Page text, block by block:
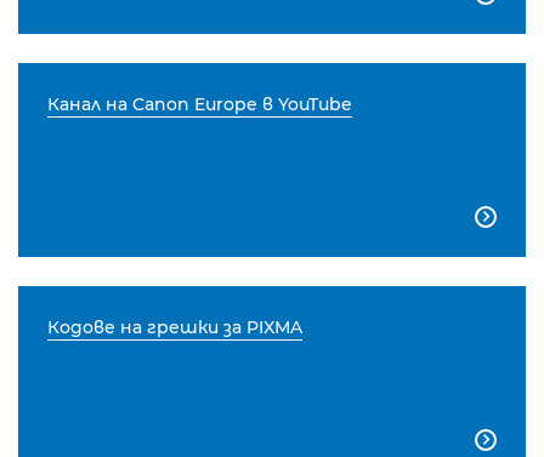
Канал на Canon Europe в YouTube

Кодове на грешки за PIXMA
